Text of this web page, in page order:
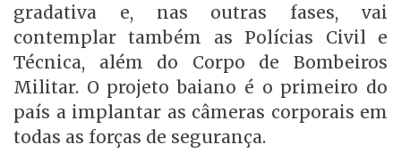
gradativa e, nas outras fases, vai
contemplar também as Polícias Civil e
Técnica, além do Corpo de Bombeiros
Militar. O projeto baiano é o primeiro do
país a implantar as câmeras corporais em
todas as forças de segurança.